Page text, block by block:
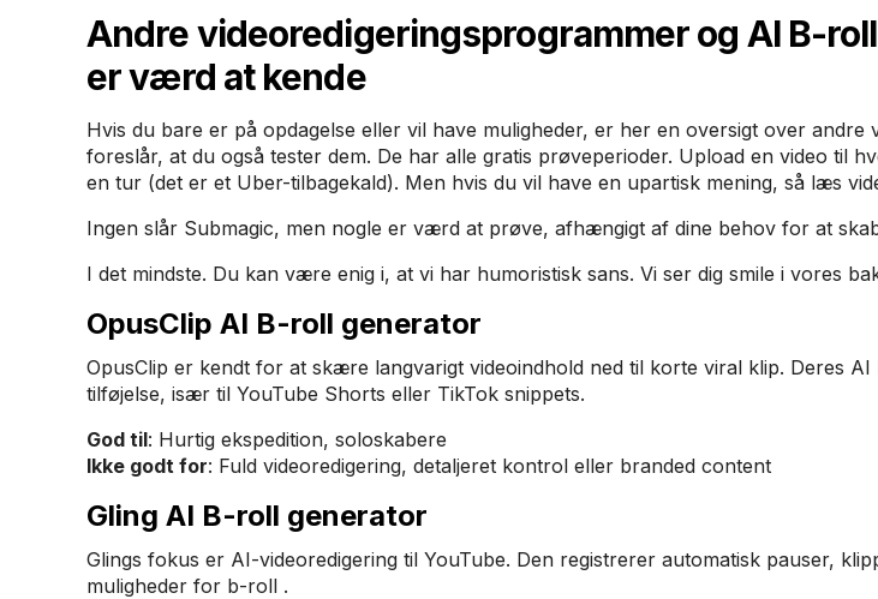
Andre videoredigeringsprogrammer og AI B-
er værd at kende
Hvis du bare er på opdagelse eller vil have muligheder, er her en oversigt over
foreslår, at du også tester dem. De har alle gratis prøveperioder. Upload en video til
en tur (det er et Uber-tilbagekald). Men hvis du vil have en upartisk mening, så læs
Ingen slår Submagic, men nogle er værd at prøve, afhængigt af dine behov for at
I det mindste. Du kan være enig i, at vi har humoristisk sans. Vi ser dig smile i vores
OpusClip AI B-roll generator
OpusClip er kendt for at skære langvarigt videoindhold ned til korte viral klip. Deres
tilføjelse, især til YouTube Shorts eller TikTok snippets.
God til: Hurtig ekspedition, soloskabere
Ikke godt for: Fuld videoredigering, detaljeret kontrol eller branded content
Gling AI B-roll generator
Glings fokus er AI-videoredigering til YouTube. Den registrerer automatisk pauser,
muligheder for b-roll .